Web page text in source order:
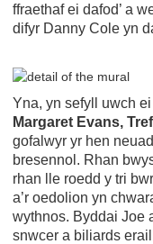
ffraethaf ei dafod’ a
difyr Danny Cole yn
Yna, yn sefyll uwch
Margaret Evans,
gofalwyr yr hen
bresennol. Rhan
rhan lle roedd y tri
a’r oedolion yn
wythnos. Byddai Joe
snwcer a biliards